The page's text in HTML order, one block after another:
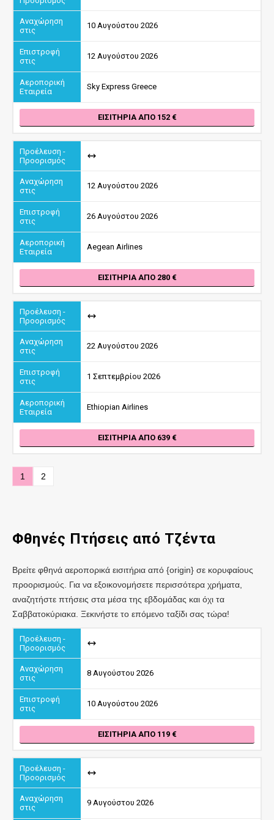
10 Αυγούστου 2026
12 Αυγούστου 2026
Sky Express Greece
ΕΙΣΙΤΉΡΙΑ ΑΠΌ 152
12 Αυγούστου 2026
26 Αυγούστου 2026
Aegean Airlines
ΕΙΣΙΤΉΡΙΑ ΑΠΌ 280
22 Αυγούστου 2026
1 Σεπτεμβρίου 2026
Ethiopian Airlines
ΕΙΣΙΤΉΡΙΑ ΑΠΌ 639
1 2
Φθηνές Πτήσεις από Τζέντα
Βρείτε φθηνά αεροπορικά εισιτήρια από {origin} σε κορυφαίους
προορισμούς. Για να εξοικονομήσετε περισσότερα χρήματα,
αναζητήστε πτήσεις στα μέσα της εβδομάδας και όχι τα
Σαββατοκύριακα. Ξεκινήστε το επόμενο ταξίδι σας τώρα!
8 Αυγούστου 2026
10 Αυγούστου 2026
ΕΙΣΙΤΉΡΙΑ ΑΠΌ 119
9 Αυγούστου 2026